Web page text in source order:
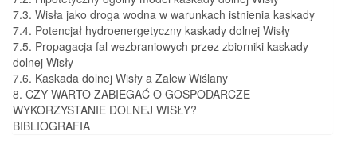
7.3. Wisła jako droga wodna w warunkach istnienia kaskady
7.4. Potencjał hydroenergetyczny kaskady dolnej Wisły
7.5. Propagacja fal wezbraniowych przez zbiorniki kaskady
dolnej Wisły
7.6. Kaskada dolnej Wisły a Zalew Wiślany
8. CZY WARTO ZABIEGAĆ O GOSPODARCZE
WYKORZYSTANIE DOLNEJ WISŁY?
BIBLIOGRAFIA